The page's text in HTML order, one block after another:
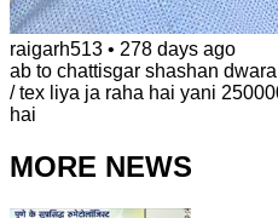
raigarh513 • 278 days ago
ab to chattisgar shashan
/ tex liya ja raha hai yani
hai
MORE NEWS